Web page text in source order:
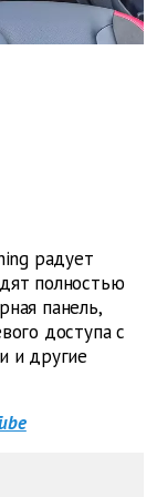
радует
полностью
панель,
доступа с
и другие